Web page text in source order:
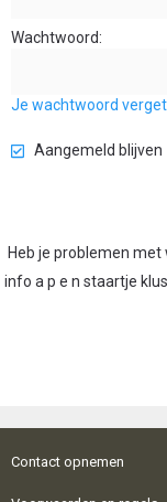
Wachtwoord
Je wachtwoord
Aangemeld blijven
Heb je problemen
info a p e n staartje
Contact opnemen